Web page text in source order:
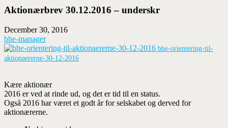
Aktionærbrev 30.12.2016 – underskr
December 30, 2016
bhe-manager
bhe-orientering-til-
aktionaererne-30-12-2016
Kære aktionær
2016 er ved at rinde ud, og det er tid til en status.
Også 2016 har været et godt år for selskabet og derved for
aktionærerne.